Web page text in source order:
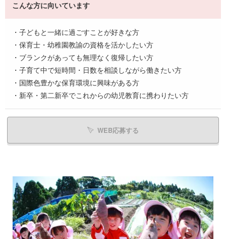
こんな方に向いています
・子どもと一緒に過ごすことが好きな方
・保育士・幼稚園教諭の資格を活かしたい方
・ブランクがあっても無理なく復帰したい方
・子育て中で短時間・日数を相談しながら働きたい方
・国際色豊かな保育環境に興味がある方
・新卒・第二新卒でこれからの幼児教育に携わりたい方
WEB応募する